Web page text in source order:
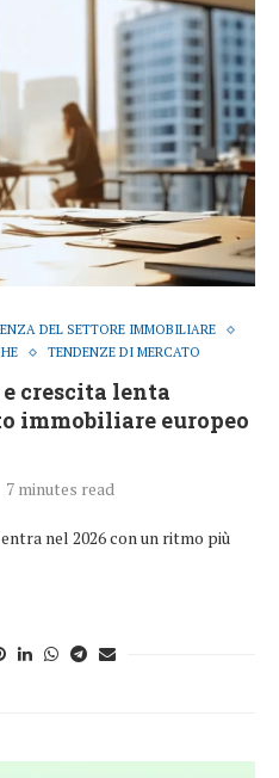
DEL SETTORE IMMOBILIARE
TENDENZE DI MERCATO
crescita lenta
immobiliare europeo
7 minutes read
nel 2026 con un ritmo più